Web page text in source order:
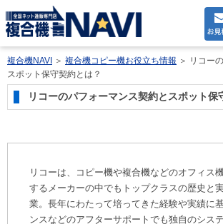
複合機NAVI ＞ 複合機コピー機お役立ち情報 ＞ リコー
スポット保守契約とは？
リコーのパフォーマンス契約とスポット保
リコーは、コピー機や複合機などのオフィス
するメーカーの中でもトップクラスの歴史と
業。長年にわたって培ってきた経験や実績に
ンスなどのアフターサポートでも独自のシス